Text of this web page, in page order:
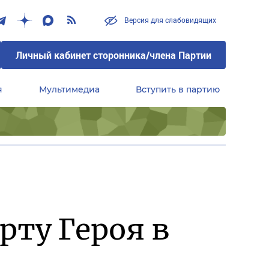
Версия для слабовидящих
Личный кабинет сторонника/члена Партии
Мультимедиа Вступить в партию
Героя в